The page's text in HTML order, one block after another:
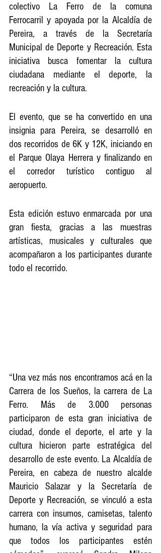
colectivo La Ferro de la comuna
Ferrocarril y apoyada por la Alcaldía de
Pereira, a través de la Secretaría
Municipal de Deporte y Recreación. Esta
iniciativa busca fomentar la cultura
ciudadana mediante el deporte, la
recreación y la cultura.
El evento, que se ha convertido en una
insignia para Pereira, se desarrolló en
dos recorridos de 6K y 12K, iniciando en
el Parque Olaya Herrera y finalizando en
el corredor turístico contiguo al
aeropuerto.
Esta edición estuvo enmarcada por una
gran fiesta, gracias a las muestras
artísticas, musicales y culturales que
acompañaron a los participantes durante
todo el recorrido.
“Una vez más nos encontramos acá en la
Carrera de los Sueños, la carrera de La
Ferro. Más de 3.000 personas
participaron de esta gran iniciativa de
ciudad, donde el deporte, el arte y la
cultura hicieron parte estratégica del
desarrollo de este evento. La Alcaldía de
Pereira, en cabeza de nuestro alcalde
Mauricio Salazar y la Secretaría de
Deporte y Recreación, se vinculó a esta
carrera con insumos, camisetas, talento
humano, la vía activa y seguridad para
que todos los participantes estén